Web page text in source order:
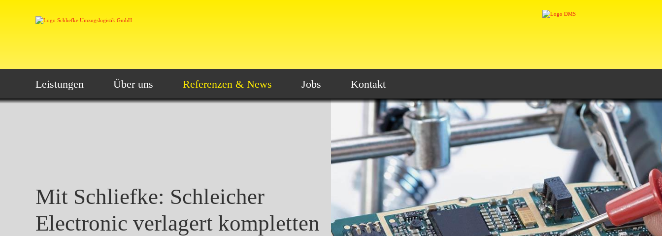
Leistungen Über uns Referenzen & News Jobs Kontakt
Mit Schliefke: Schleicher
Electronic verlagert kompletten